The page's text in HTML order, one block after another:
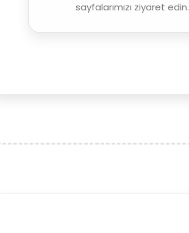
sayfalarımızı ziyaret edin.